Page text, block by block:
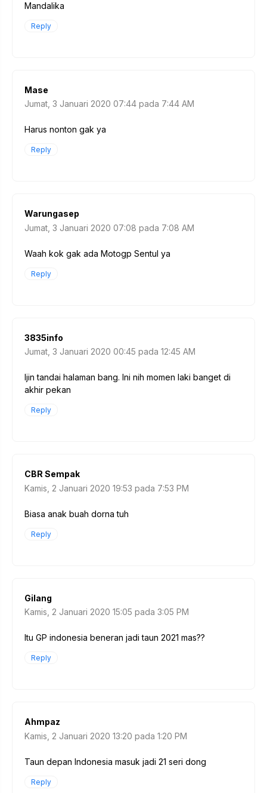
Mandalika
Reply
Mase
Jumat, 3 Januari 2020 07:44 pada 7:44 AM
Harus nonton gak ya
Reply
Warungasep
Jumat, 3 Januari 2020 07:08 pada 7:08 AM
Waah kok gak ada Motogp Sentul ya
Reply
3835info
Jumat, 3 Januari 2020 00:45 pada 12:45 AM
Ijin tandai halaman bang. Ini nih momen laki banget di
akhir pekan
Reply
CBR Sempak
Kamis, 2 Januari 2020 19:53 pada 7:53 PM
Biasa anak buah dorna tuh
Reply
Gilang
Kamis, 2 Januari 2020 15:05 pada 3:05 PM
Itu GP indonesia beneran jadi taun 2021 mas??
Reply
Ahmpaz
Kamis, 2 Januari 2020 13:20 pada 1:20 PM
Taun depan Indonesia masuk jadi 21 seri dong
Reply